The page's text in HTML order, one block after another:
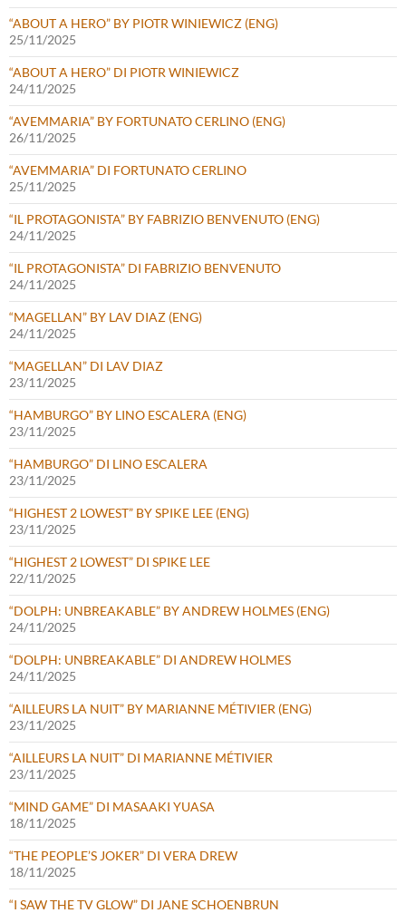
“ABOUT A HERO” BY PIOTR WINIEWICZ (ENG)
25/11/2025
“ABOUT A HERO” DI PIOTR WINIEWICZ
24/11/2025
“AVEMMARIA” BY FORTUNATO CERLINO (ENG)
26/11/2025
“AVEMMARIA” DI FORTUNATO CERLINO
25/11/2025
“IL PROTAGONISTA” BY FABRIZIO BENVENUTO (ENG)
24/11/2025
“IL PROTAGONISTA” DI FABRIZIO BENVENUTO
24/11/2025
“MAGELLAN” BY LAV DIAZ (ENG)
24/11/2025
“MAGELLAN” DI LAV DIAZ
23/11/2025
“HAMBURGO” BY LINO ESCALERA (ENG)
23/11/2025
“HAMBURGO” DI LINO ESCALERA
23/11/2025
“HIGHEST 2 LOWEST” BY SPIKE LEE (ENG)
23/11/2025
“HIGHEST 2 LOWEST” DI SPIKE LEE
22/11/2025
“DOLPH: UNBREAKABLE” BY ANDREW HOLMES (ENG)
24/11/2025
“DOLPH: UNBREAKABLE” DI ANDREW HOLMES
24/11/2025
“AILLEURS LA NUIT” BY MARIANNE MÉTIVIER (ENG)
23/11/2025
“AILLEURS LA NUIT” DI MARIANNE MÉTIVIER
23/11/2025
“MIND GAME” DI MASAAKI YUASA
18/11/2025
“THE PEOPLE’S JOKER” DI VERA DREW
18/11/2025
“I SAW THE TV GLOW” DI JANE SCHOENBRUN